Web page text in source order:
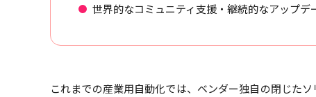
世界的なコミュニティ支援・継続的なアップデ
これまでの産業用自動化では、ベンダー独自の閉じた